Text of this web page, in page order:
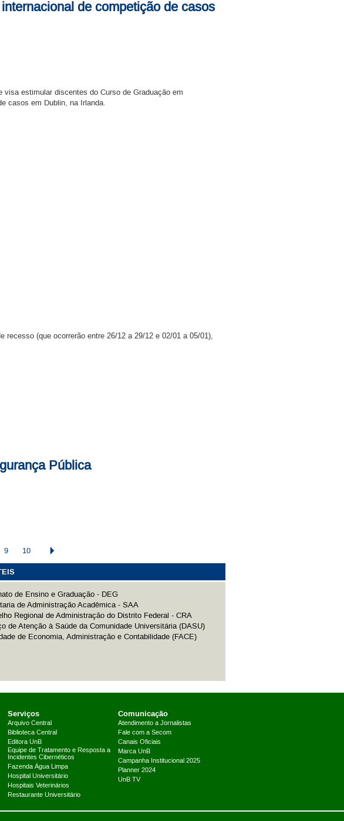
de competição de casos
estimular discentes do Curso de Graduação em
casos em Dublin, na Irlanda.
(que ocorrerão entre 26/12 a 29/12 e 02/01 a 05/01),
Pública
9 10
de Ensino e Graduação - DEG
de Administração Acadêmica - SAA
Regional de Administração do Distrito Federal - CRA
de Atenção à Saúde da Comunidade Universitária (DASU)
de Economia, Administração e Contabilidade (FACE)
Serviços
Arquivo Central
Biblioteca Central
Editora UnB
Equipe de Tratamento e Resposta a
Incidentes Cibernéticos
Fazenda Água Limpa
Hospital Universitário
Hospitais Veterinários
Restaurante Universitário
Comunicação
Atendimento a Jornalistas
Fale com a Secom
Canais Oficiais
Marca UnB
Campanha Institucional 2025
Planner 2024
UnB TV